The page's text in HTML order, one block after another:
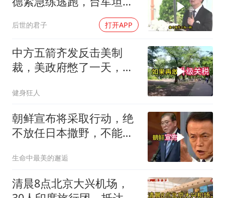
后世的君子 打开APP
中方五箭齐发反击美制
裁，美政府憋了一天，最
健身狂人
朝鲜宣布将采取行动，绝
不放任日本撒野，不能让
生命中最美的邂逅
清晨8点北京大兴机场，